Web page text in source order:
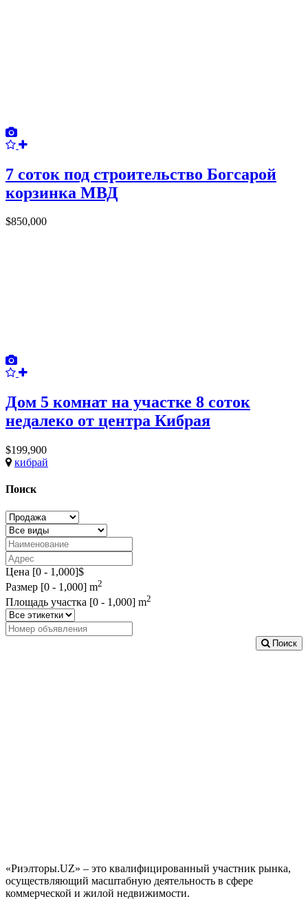
7 соток под строительство Богсарой
корзинка МВД
$850,000
Дом 5 комнат на участке 8 соток
недалеко от центра Кибрая
$199,900
кибрай
Поиск
Цена [0 - 1,000]$
Размер [0 - 1,000] m2
Площадь участка [0 - 1,000] m2
Поиск
«Риэлторы.UZ» – это квалифицированный участник рынка,
осуществляющий масштабную деятельность в сфере
коммерческой и жилой недвижимости.